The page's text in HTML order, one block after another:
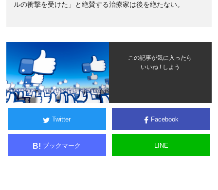
ルの衝撃を受けた」と絶賛する治療家は後を絶たない。
この記事が気に入ったら
いいね ! しよう
Twitter Facebook
B! ブックマーク LINE